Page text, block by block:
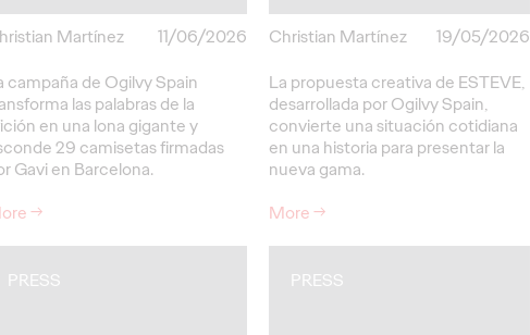
Martínez
11/06/2026
campaña de Ogilvy Spain
las palabras de la
en una lona gigante y
29 camisetas firmadas
Gavi en Barcelona.
→
Christian Martínez
19/05/2026
La propuesta creativa de ESTEVE,
desarrollada por Ogilvy Spain,
convierte una situación cotidiana
en una historia para presentar la
nueva gama.
More→
PRESS PRESS